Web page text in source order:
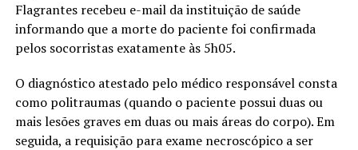
Flagrantes recebeu e-mail da instituição de saúde
informando que a morte do paciente foi confirmada
pelos socorristas exatamente às 5h05.
O diagnóstico atestado pelo médico responsável consta
como politraumas (quando o paciente possui duas ou
mais lesões graves em duas ou mais áreas do corpo). Em
seguida, a requisição para exame necroscópico a ser